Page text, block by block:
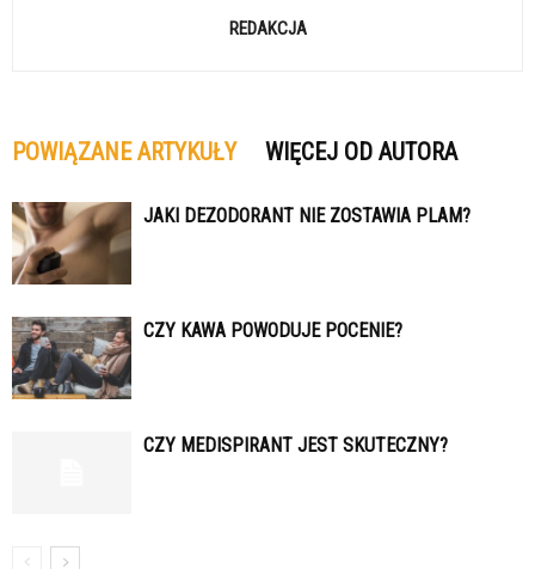
REDAKCJA
POWIĄZANE ARTYKUŁY WIĘCEJ OD AUTORA
JAKI DEZODORANT NIE ZOSTAWIA PLAM?
CZY KAWA POWODUJE POCENIE?
CZY MEDISPIRANT JEST SKUTECZNY?